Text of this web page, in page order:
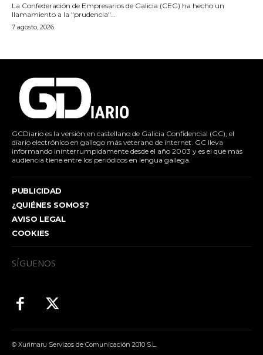
La Confederación de Empresarios de Galicia (CEG) ha hecho un
llamamiento a la "prudencia"...
7 agosto, 2026
GCDiario es la versión en castellano de Galicia Confidencial (GC), el
diario electrónico en gallego más veterano de internet. GC lleva
informando ininterrumpidamente desde el año 2003 y es el que más
audiencia tiene entre los periódicos en lengua gallega.
PUBLICIDAD
¿QUIÉNES SOMOS?
AVISO LEGAL
COOKIES
SÍGUENOS
© Xurimaru Servizos de Comunicación 2010 S.L.